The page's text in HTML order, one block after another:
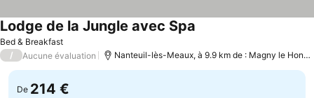
Bed & Breakfast
Lodge de la Jungle avec Spa
/ Aucune évaluation Nanteuil-lès-Meaux, à 9.9 km de : Magny le Hongre
De 214 €